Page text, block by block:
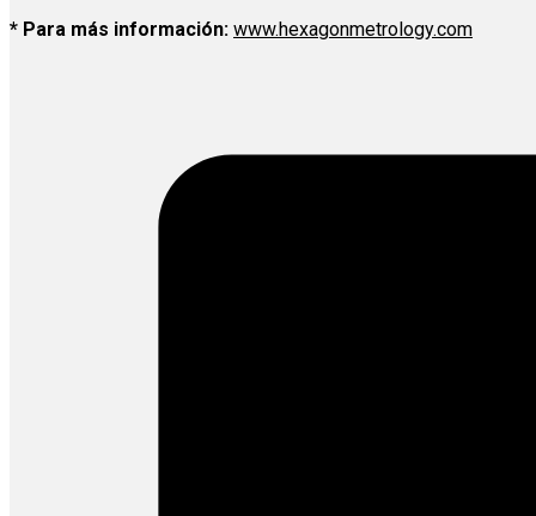
* Para más información: www.hexagonmetrology.com